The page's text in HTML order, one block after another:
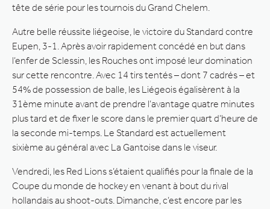
tête de série pour les tournois du Grand Chelem.
Autre belle réussite liégeoise, le victoire du Standard contre
Eupen, 3-1. Après avoir rapidement concédé en but dans
l’enfer de Sclessin, les Rouches ont imposé leur domination
sur cette rencontre. Avec 14 tirs tentés – dont 7 cadrés – et
54% de possession de balle, les Liégeois égalisèrent à la
31ème minute avant de prendre l’avantage quatre minutes
plus tard et de fixer le score dans le premier quart d’heure de
la seconde mi-temps. Le Standard est actuellement
sixième au général avec La Gantoise dans le viseur.
Vendredi, les Red Lions s’étaient qualifiés pour la finale de la
Coupe du monde de hockey en venant à bout du rival
hollandais au shoot-outs. Dimanche, c’est encore par les